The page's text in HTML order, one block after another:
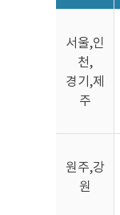
별
수
타
는
서울,인
천,
경기,제
주
원주,강
원